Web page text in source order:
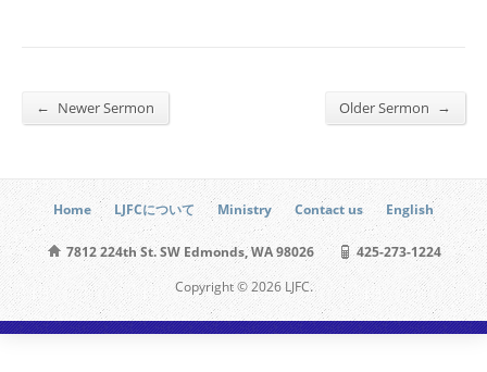
← Newer Sermon Older Sermon →
Home LJFCについて Ministry Contact us English
7812 224th St. SW Edmonds, WA 98026 425-273-1224
Copyright © 2026 LJFC.